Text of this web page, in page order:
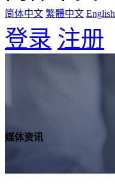
简体中文 繁體中文 English
登录 注册
媒体资讯